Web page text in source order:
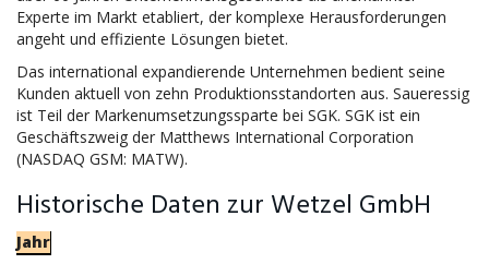
Experte im Markt etabliert, der komplexe Herausforderungen
angeht und effiziente Lösungen bietet.
Das international expandierende Unternehmen bedient seine
Kunden aktuell von zehn Produktionsstandorten aus. Saueressig
ist Teil der Markenumsetzungssparte bei SGK. SGK ist ein
Geschäftszweig der Matthews International Corporation
(NASDAQ GSM: MATW).
Historische Daten zur Wetzel GmbH
Jahr